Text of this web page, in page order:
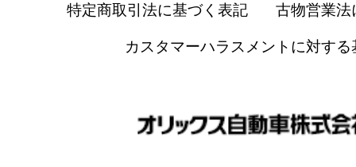
特定商取引法に基づく表記 古物営業法
カスタマーハラスメントに対する